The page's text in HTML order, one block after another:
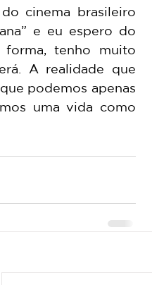
cinema brasileiro
e eu espero do
tenho muito
A realidade que
podemos apenas
uma vida como